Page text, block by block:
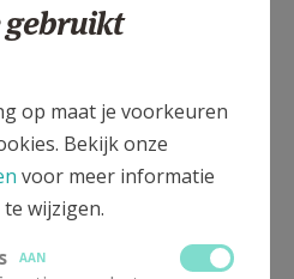
gebruikt
op maat je voorkeuren
Bekijk onze
voor meer informatie
wijzigen.
AAN